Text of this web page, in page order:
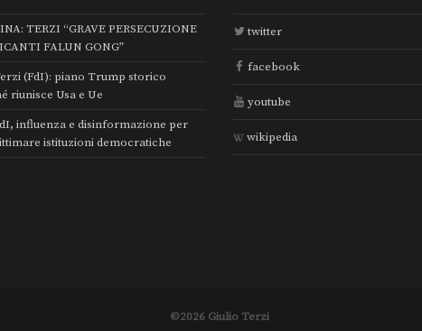
TERZI “GRAVE PERSECUZIONE
FALUN GONG”
(FdI): piano Trump storico
riunisce Usa e Ue
influenza e disinformazione per
istituzioni democratiche
twitter
facebook
youtube
wikipedia
©2026 Giulio Terzi